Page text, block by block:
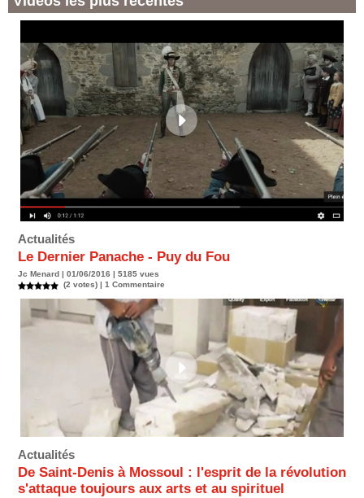
Actualités
Le Dernier Panache - Puy du Fou
Jc Menard | 01/06/2016 | 5185 vues
(2 votes) | 1 Commentaire
Actualités
De Saint-Denis à Mossoul : l'esprit de la révolution
s'attaque toujours aux arts et au spirituel